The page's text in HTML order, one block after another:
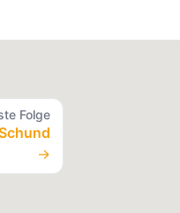
Folge
→